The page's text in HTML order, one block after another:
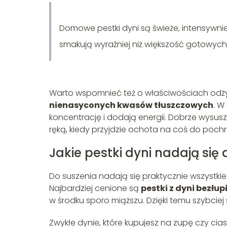
Domowe pestki dyni są świeże,
smakują wyraźniej niż większość
Warto wspomnieć też o właściwościach
nienasyconych kwasów tłuszczowych.
koncentrację i dodają energii. Dobrze
ręką, kiedy przyjdzie ochota na coś do
Jakie pestki dyni nadają się
Do suszenia nadają się praktycznie
Najbardziej cenione są pestki z dyni
w środku sporo miąższu. Dzięki temu
Zwykłe dynie, które kupujesz na zupę czy